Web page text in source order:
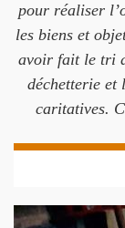
pour réaliser
les biens et
avoir fait le tri
déchetterie et
caritatives.